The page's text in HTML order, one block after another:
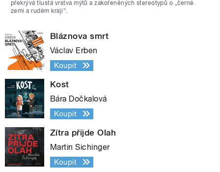
překrývá tlustá vrstva mýtů a zakořeněných stereotypů o „černé
zemi a rudém kraji“.
Bláznova smrt
Václav Erben
Koupit
Kost
Bára Dočkalová
Koupit
Zítra přijde Olah
Martin Sichinger
Koupit